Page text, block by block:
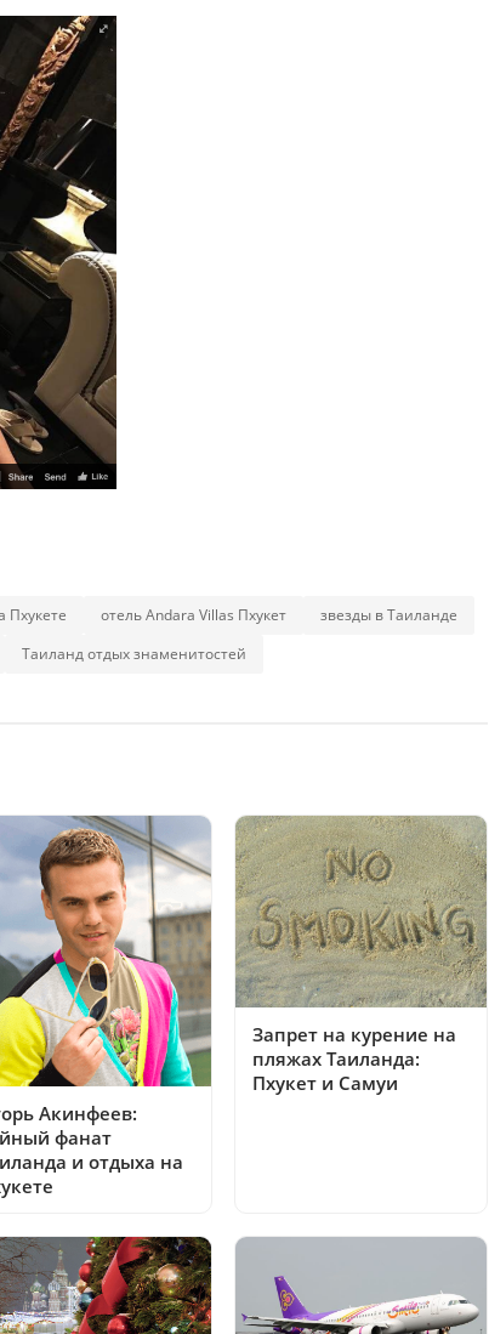
Пхукете отель Andara Villas Пхукет
звезды в Таиланде
Таиланд отдых знаменитостей
Акинфеев:
фанат
и отдыха на
Запрет на курение на
пляжах Таиланда:
Пхукет и Самуи